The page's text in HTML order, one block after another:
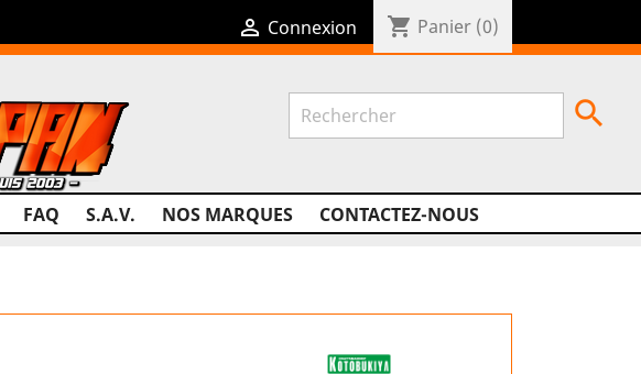
 Connexion shopping_cart Panier (0)
FAQ S.A.V. NOS MARQUES CONTACTEZ-NOUS
